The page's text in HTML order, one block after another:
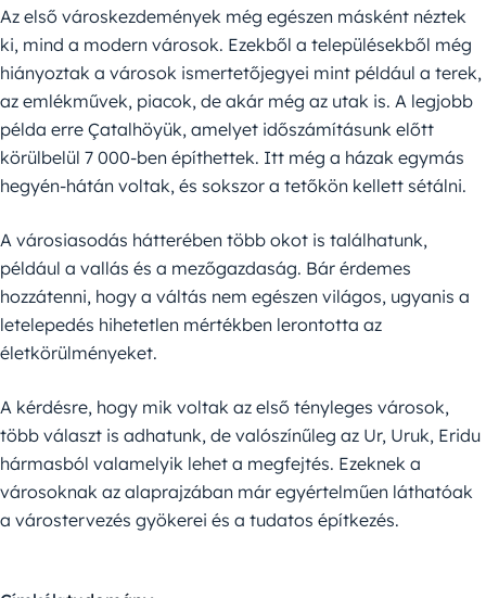
Az első városkezdemények még egészen másként néztek
ki, mind a modern városok. Ezekből a településekből még
hiányoztak a városok ismertetőjegyei mint például a terek,
az emlékművek, piacok, de akár még az utak is. A legjobb
példa erre Çatalhöyük, amelyet időszámításunk előtt
körülbelül 7 000-ben építhettek. Itt még a házak egymás
hegyén-hátán voltak, és sokszor a tetőkön kellett sétálni.
A városiasodás hátterében több okot is találhatunk,
például a vallás és a mezőgazdaság. Bár érdemes
hozzátenni, hogy a váltás nem egészen világos, ugyanis a
letelepedés hihetetlen mértékben lerontotta az
életkörülményeket.
A kérdésre, hogy mik voltak az első tényleges városok,
több választ is adhatunk, de valószínűleg az Ur, Uruk, Eridu
hármasból valamelyik lehet a megfejtés. Ezeknek a
városoknak az alaprajzában már egyértelműen láthatóak
a várostervezés gyökerei és a tudatos építkezés.